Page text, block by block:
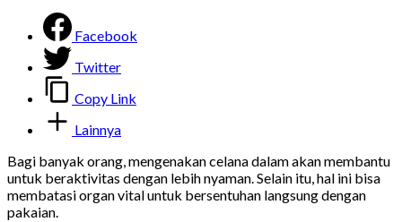
Facebook
Twitter
Copy Link
Lainnya
Bagi banyak orang, mengenakan celana dalam akan membantu
untuk beraktivitas dengan lebih nyaman. Selain itu, hal ini bisa
membatasi organ vital untuk bersentuhan langsung dengan
pakaian.